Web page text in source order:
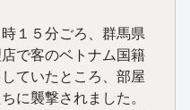
１５分ごろ、群馬県
で客のベトナム国籍
ていたところ、部屋
に襲撃されました。